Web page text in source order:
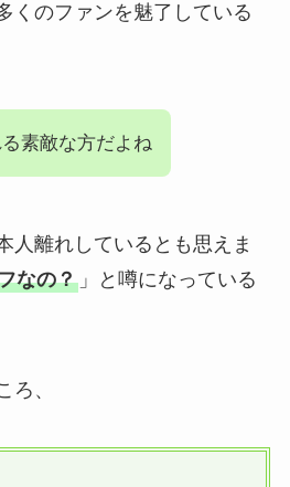
くのファンを魅了している
素敵な方だよね
人離れしているとも思えま
なの？」と噂になっている
ろ、